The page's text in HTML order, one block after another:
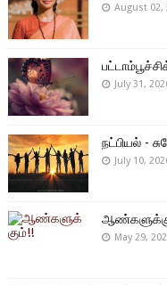
August 02,
July 31,
நட்பியல் -
July 10,
May 29,